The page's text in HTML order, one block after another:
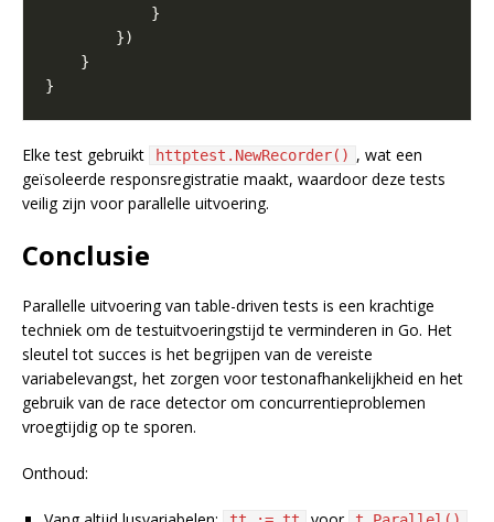
Elke test gebruikt httptest.NewRecorder() , wat een
geïsoleerde responsregistratie maakt, waardoor deze tests
veilig zijn voor parallelle uitvoering.
Conclusie
Parallelle uitvoering van table-driven tests is een krachtige
techniek om de testuitvoeringstijd te verminderen in Go. Het
sleutel tot succes is het begrijpen van de vereiste
variabelevangst, het zorgen voor testonafhankelijkheid en het
gebruik van de race detector om concurrentieproblemen
vroegtijdig op te sporen.
Onthoud: